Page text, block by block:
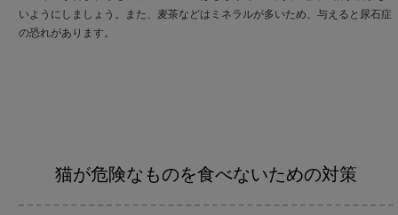
いようにしましょう。また、麦茶などはミネラルが多いため、与えると尿石症
の恐れがあります。
猫が危険なものを食べないための対策